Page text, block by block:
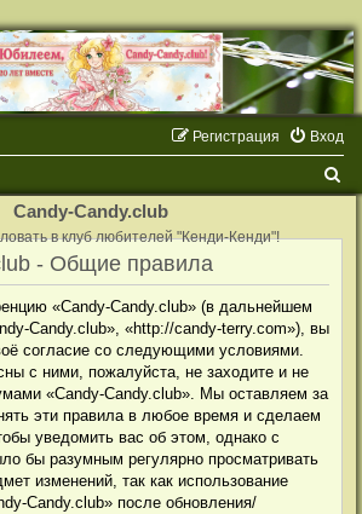
Вход
Регистрация
Candy-Candy.club
в клуб любителей "Кенди-Кенди"!
- Общие правила
«Candy-Candy.club» (в дальнейшем
Candy.club», «http://candy-terry.com»), вы
согласие со следующими условиями.
с ними, пожалуйста, не заходите и не
«Candy-Candy.club». Мы оставляем за
эти правила в любое время и сделаем
уведомить вас об этом, однако с
бы разумным регулярно просматривать
изменений, так как использование
Candy.club» после обновления/